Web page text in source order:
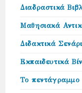
Διαδραστικά
Μαθησιακά
Διδακτικά
Εκπαιδευτικά
Το πεντάγραμμο